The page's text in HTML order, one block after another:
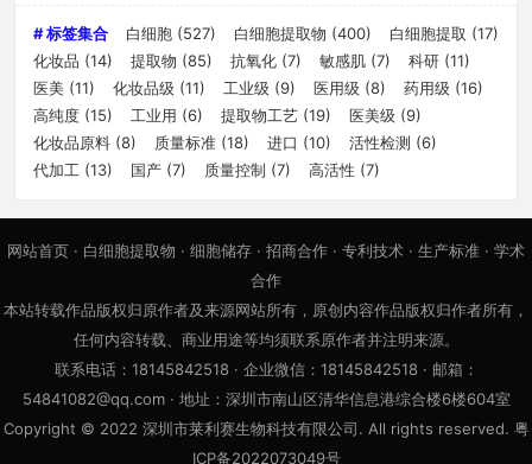
# 标签集合 白细胞 (527) 白细胞提取物 (400) 白细胞提取 (17)
化妆品 (14) 提取物 (85) 抗氧化 (7) 敏感肌 (7) 科研 (11)
医美 (11) 化妆品级 (11) 工业级 (9) 医用级 (8) 药用级 (16)
高纯度 (15) 工业用 (6) 提取物工艺 (19) 医美级 (9)
化妆品原料 (8) 质量标准 (18) 进口 (10) 活性检测 (6)
代加工 (13) 国产 (7) 质量控制 (7) 高活性 (7)
网站首页 · 白细胞提取物 · 细胞储存 · 招商合作 · 专利技术 · 生产标准 · 学术
合作
本站转载作品版权归原作者及来源网站所有，原创内容作品版权归作者所有，
任何内容转载、商业用途等均须联系原作者并注明来源。
联系电话：18145842518 · 企业微信：18145842518 · 邮箱：
54841082@qq.com · 地址：深圳市南山区清华信息港综合楼6楼604室
Copyright © 2022 深圳市莱利赛生物科技有限公司. All rights reserved. 粤
ICP备2022073049号